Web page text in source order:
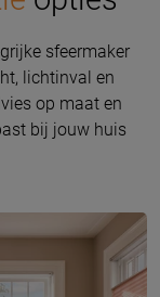
sfeermaker
lichtinval en
op maat en
bij jouw huis